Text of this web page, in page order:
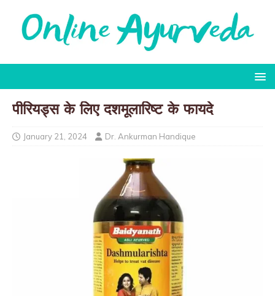
पीरियड्स के लिए दशमूलारिष्ट के फायदे
January 21, 2024 Dr. Ankurman Handique